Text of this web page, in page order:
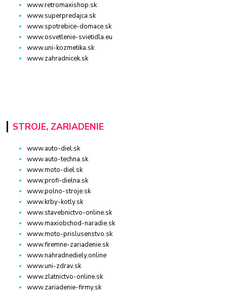
www.retromaxishop.sk
www.superpredajca.sk
www.spotrebice-domace.sk
www.osvetlenie-svietidla.eu
www.uni-kozmetika.sk
www.zahradnicek.sk
STROJE, ZARIADENIE
www.auto-diel.sk
www.auto-techna.sk
www.moto-diel.sk
www.profi-dielna.sk
www.polno-stroje.sk
www.krby-kotly.sk
www.stavebnictvo-online.sk
www.maxiobchod-naradie.sk
www.moto-prislusenstvo.sk
www.firemne-zariadenie.sk
www.nahradnediely.online
www.uni-zdrav.sk
www.zlatnictvo-online.sk
www.zariadenie-firmy.sk